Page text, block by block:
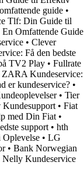
guide •
Tlf: Din Guide til
Omfattende Guide
• Clever
Få den bedste
TV2 Play • Fullrate
ZARA Kundeservice:
er kundeservice? •
• Tier
• Fiat
med Din Fiat •
support • hth
• LG
• Bank Norwegian
Nelly Kundeservice